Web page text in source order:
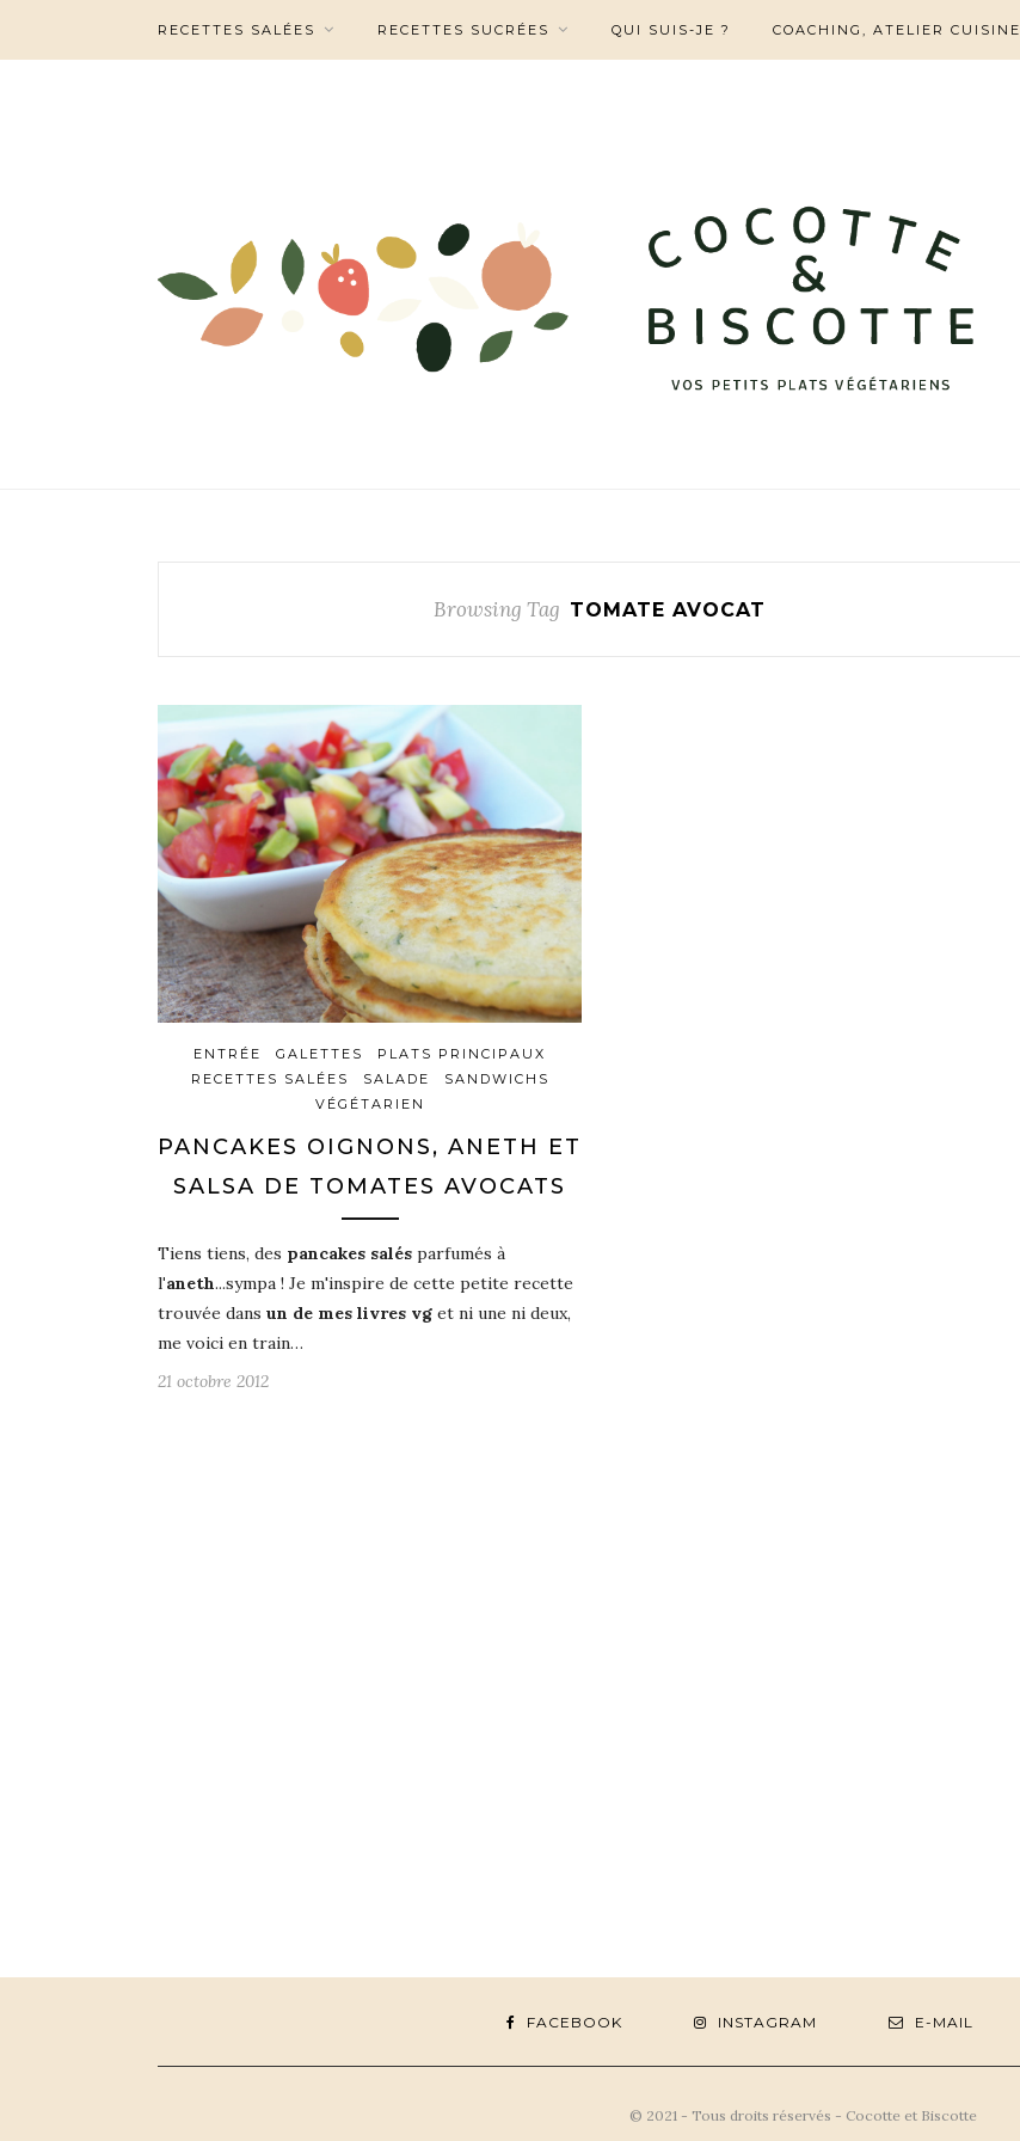
RECETTES SALÉES RECETTES SUCRÉES QUI SUIS-JE ? COACHING, ATELIER CUISINE
Browsing Tag TOMATE AVOCAT
ENTRÉE GALETTES
PLATS PRINCIPAUX
RECETTES SALÉES
SALADE
SANDWICHS
VÉGÉTARIEN
PANCAKES OIGNONS, ANETH ET
SALSA DE TOMATES AVOCATS
Tiens tiens, des pancakes salés parfumés à
l'aneth...sympa ! Je m'inspire de cette petite recette
trouvée dans un de mes livres vg et ni une ni deux,
me voici en train…
21 octobre 2012
FACEBOOK INSTAGRAM E-MAIL
© 2021 - Tous droits réservés - Cocotte et Biscotte